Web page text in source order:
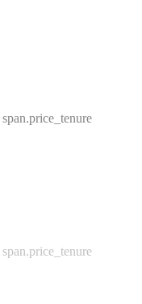
span.price_tenure
span.price_tenure